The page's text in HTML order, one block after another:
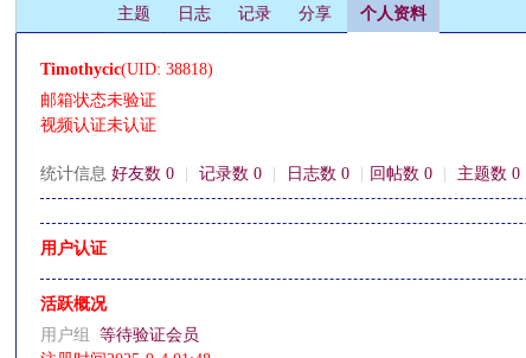
主题 日志 记录 分享 个人资料
Timothycic(UID: 38818)
邮箱状态未验证
视频认证未认证
统计信息 好友数 0 记录数 0 日志数 0 回帖数 0 主题数 0
用户认证
活跃概况
用户组等待验证会员